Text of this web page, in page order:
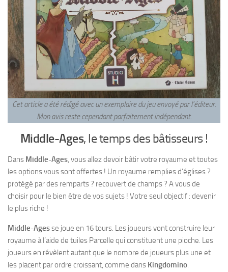
Cet article a été rédigé avec un exemplaire du jeu envoyé par l’éditeur.
Mon avis reste cependant parfaitement indépendant.
Middle-Ages, le temps des bâtisseurs !
Dans Middle-Ages, vous allez devoir bâtir votre royaume et toutes
les options vous sont offertes ! Un royaume remplies d’églises ?
protégé par des remparts ? recouvert de champs ? A vous de
choisir pour le bien être de vos sujets ! Votre seul objectif : devenir
le plus riche !
Middle-Agesse joue en 16 tours. Les joueurs vont construire leur
royaume à l’aide de tuiles Parcelle qui constituent une pioche. Les
joueurs en révèlent autant que le nombre de joueurs plus une et
les placent par ordre croissant, comme dans Kingdomino.